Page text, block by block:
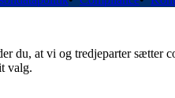
du, at vi og tredjeparter
valg.